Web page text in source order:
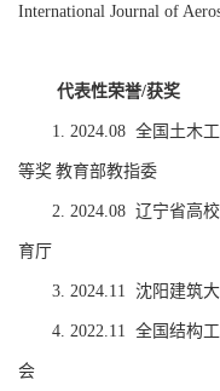
International Journal of
代表性荣誉/获奖
1. 2024.08 全国土木
等奖 教育部教指委
2. 2024.08 辽宁省高
育厅
3. 2024.11 沈阳建筑
4. 2022.11 全国结构
会